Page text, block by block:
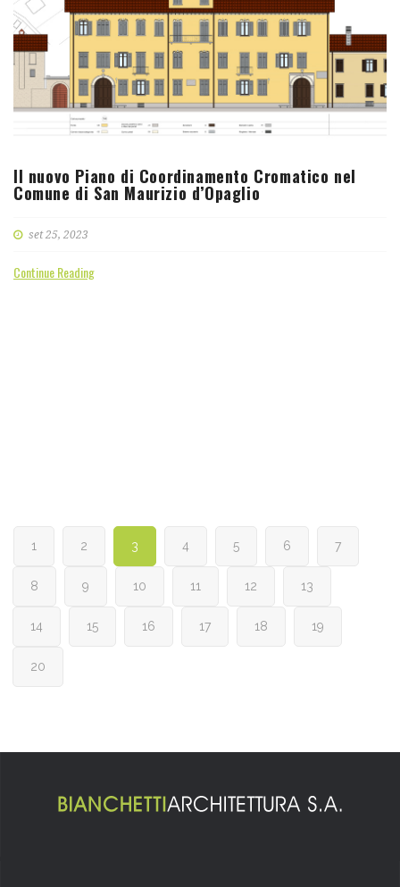
Il nuovo Piano di Coordinamento Cromatico nel
Comune di San Maurizio d’Opaglio
set 25, 2023
Continue Reading
1 2 3 4 5 6 7
8 9 10 11 12 13
14 15 16 17 18 19
20